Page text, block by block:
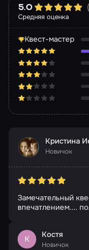
Средняя оценка
5.0
Квест-мастер
Кристина
Новичок
Замечательный
впечатлением....
К Костя
Новичок